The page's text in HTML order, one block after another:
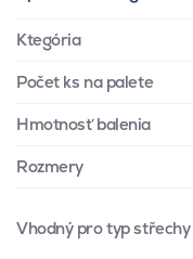
Ktegória
Počet ks na palete
Hmotnosť balenia
Rozmery
Vhodný pro typ střechy